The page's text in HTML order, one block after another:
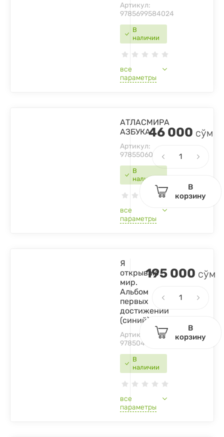
В
наличии
Артикул:
9785699584024
все
параметры
В
наличии
АТЛАСМИРА
АЗБУКА
Артикул:
9785506064008
все
параметры
46 000 сўм
В
корзину
В
наличии
Я
открываю
мир.
Альбом
первых
достижений
(синий)
Артикул:
9785041556754
все
параметры
195 000 сўм
В
корзину